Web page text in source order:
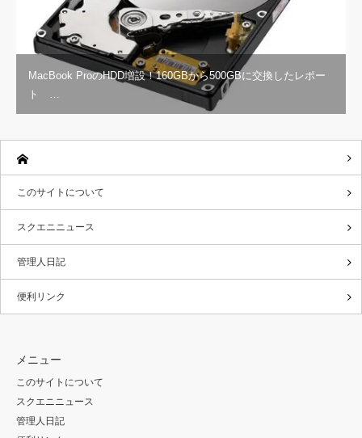
MacBook ProのHDD増設！160GBから500GBに交換したレポー
ト …
このサイトについて
スクエニニュース
管理人日記
便利リンク
メニュー
このサイトについて
スクエニニュース
管理人日記